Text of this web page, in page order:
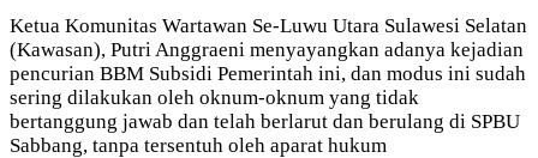
Ketua Komunitas Wartawan Se-Luwu Utara Sulawesi Selatan
(Kawasan), Putri Anggraeni menyayangkan adanya kejadian
pencurian BBM Subsidi Pemerintah ini, dan modus ini sudah
sering dilakukan oleh oknum-oknum yang tidak
bertanggung jawab dan telah berlarut dan berulang di SPBU
Sabbang, tanpa tersentuh oleh aparat hukum